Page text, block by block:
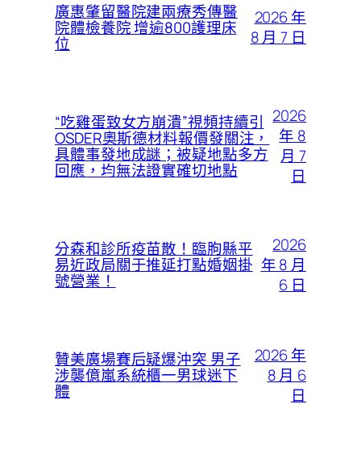
廣惠肇留醫院建兩療秀傳醫
院體檢養院 增逾800護理床
位
2026 年
8 月 7 日
“吃雞蛋致女方崩潰”視頻持續引
OSDER奧斯德材料報價發關注，
具體事發地成謎；被疑地點多方
回應，均無法證實確切地點
2026
年 8
月 7
日
分森和診所疫苗散！臨朐縣平
易近政局關于推延打點婚姻掛
號營業！
2026
年 8 月
6 日
贊美廣場賽后疑爆沖突 男子
涉襲億嵐系統櫃一男球迷下
體
2026 年
8 月 6
日